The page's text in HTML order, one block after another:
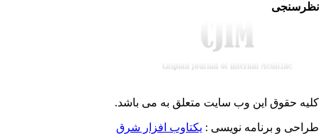
حقوق این وب سایت متعلق بهمی باشد.
و برنامه نویسی : یکتاوب افزار شرق